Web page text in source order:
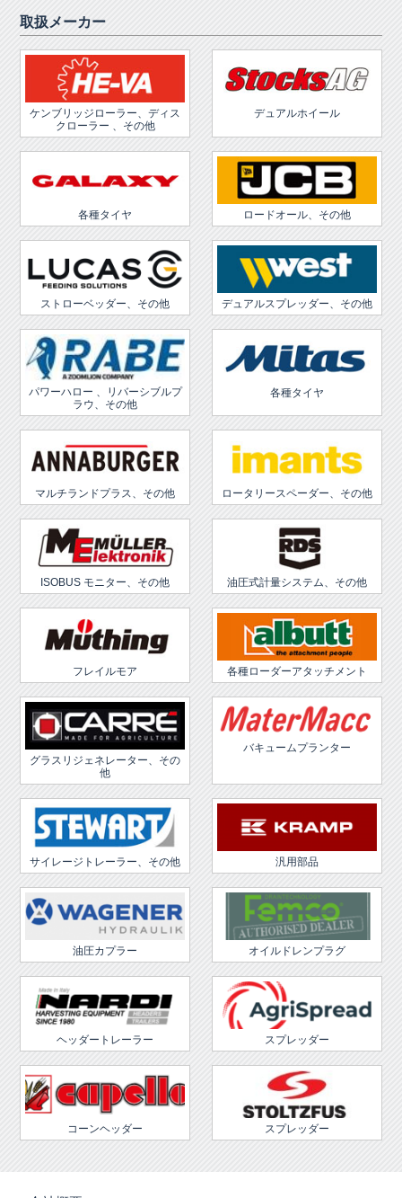
取扱メーカー
ケンブリッジローラー、ディス
クローラー 、その他
デュアルホイール
各種タイヤ ロードオール、その他
ストローベッダー、その他 デュアルスプレッダー、その他
パワーハロー 、リバーシブルプ
ラウ、その他
各種タイヤ
マルチランドプラス、その他 ロータリースペーダー、その他
ISOBUS モニター、その他 油圧式計量システム、その他
フレイルモア 各種ローダーアタッチメント
グラスリジェネレーター、その
他
バキュームプランター
サイレージトレーラー、その他 汎用部品
油圧カプラー オイルドレンプラグ
ヘッダートレーラー スプレッダー
コーンヘッダー スプレッダー